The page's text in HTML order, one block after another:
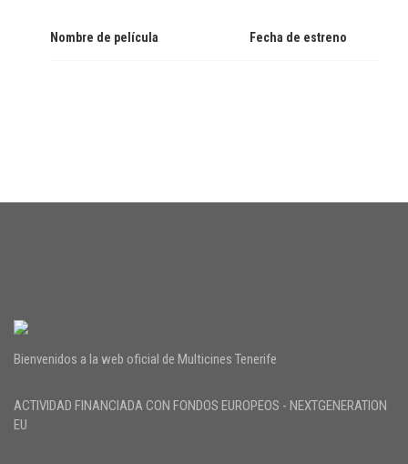
Nombre de película Fecha de estreno
Bienvenidos a la web oficial de Multicines Tenerife
ACTIVIDAD FINANCIADA CON FONDOS EUROPEOS - NEXTGENERATION
EU